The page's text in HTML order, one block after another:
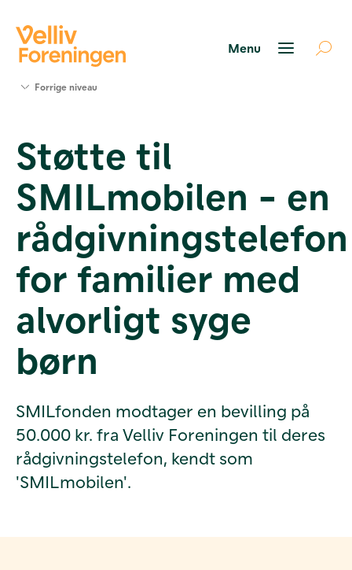
Værktøjer
og viden
Om Velliv
Foreningen
Kontakt
os
Forrige niveau
Støtte til
SMILmobilen - en
rådgivningstelefon
for familier med
alvorligt syge
børn
SMILfonden modtager en bevilling på
50.000 kr. fra Velliv Foreningen til deres
rådgivningstelefon, kendt som
'SMILmobilen'.